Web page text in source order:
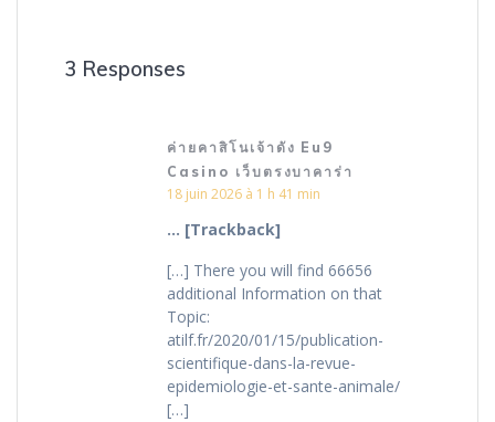
3 Responses
ค่ายคาสิโนเจ้าดัง Eu9
Casino เว็บตรงบาคาร่า
18 juin 2026 à 1 h 41 min
… [Trackback]
[…] There you will find 66656
additional Information on that
Topic:
atilf.fr/2020/01/15/publication-
scientifique-dans-la-revue-
epidemiologie-et-sante-animale/
[…]